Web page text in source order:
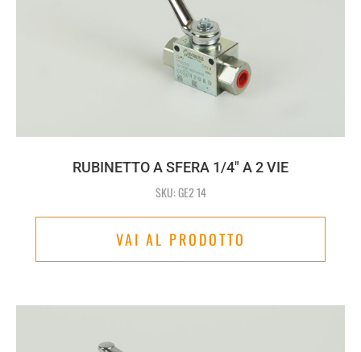
RUBINETTO A SFERA 1/4" A 2 VIE
SKU: GE2 14
VAI AL PRODOTTO